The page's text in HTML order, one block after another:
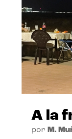
A la
por M.